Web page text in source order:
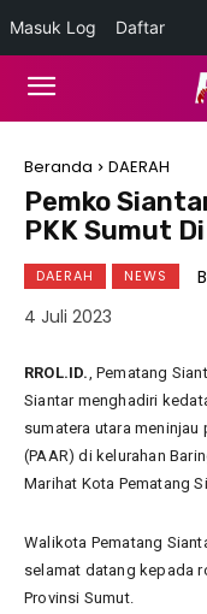
Beranda DAERAH
Pemko
PKK Sumut
DAERAH NEWS
4 Juli 2023
RROL.ID., Pematang
Siantar menghadiri
sumatera utara
(PAAR) di kelurahan
Marihat Kota Pematang
Walikota Pematang
selamat datang kepada
Provinsi Sumut.
Masuk Log Daftar